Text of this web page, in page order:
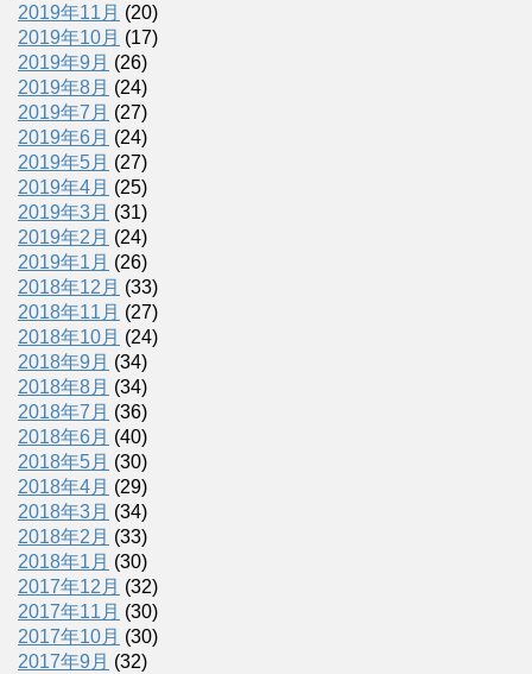
2019年11月 (20)
2019年10月 (17)
2019年9月 (26)
2019年8月 (24)
2019年7月 (27)
2019年6月 (24)
2019年5月 (27)
2019年4月 (25)
2019年3月 (31)
2019年2月 (24)
2019年1月 (26)
2018年12月 (33)
2018年11月 (27)
2018年10月 (24)
2018年9月 (34)
2018年8月 (34)
2018年7月 (36)
2018年6月 (40)
2018年5月 (30)
2018年4月 (29)
2018年3月 (34)
2018年2月 (33)
2018年1月 (30)
2017年12月 (32)
2017年11月 (30)
2017年10月 (30)
2017年9月 (32)